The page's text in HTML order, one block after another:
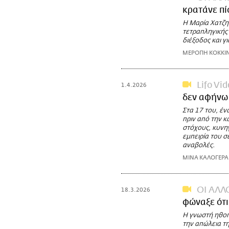
κρατάνε
Η Μαρία
διέξοδος και
ΜΕΡΟΠΗ
1.4.2026
Lifo
δεν αφήνω
Στα 17 του,
πριν από την
στόχους,
εμπειρία του
αναβολές.
ΜΙΝΑ ΚΑΛΟΓΕΡΑ
18.3.2026
ΟΙ
φώναξε
Η γνωστή
την απώλεια